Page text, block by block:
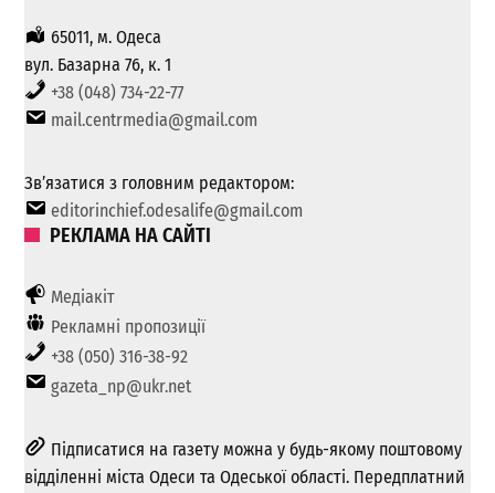
65011, м. Одеса
вул. Базарна 76, к. 1
+38 (048) 734-22-77
mail.centrmedia@gmail.com
Зв’язатися з головним редактором:
editorinchief.odesalife@gmail.com
РЕКЛАМА НА САЙТІ
Медіакіт
Рекламні пропозиції
+38 (050) 316-38-92
gazeta_np@ukr.net
Підписатися на газету можна у будь-якому поштовому
відділенні міста Одеси та Одеської області. Передплатний